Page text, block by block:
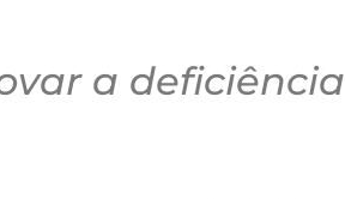
a